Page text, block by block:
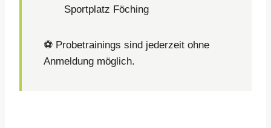
Sportplatz Föching
⚽ Probetrainings sind jederzeit ohne
Anmeldung möglich.